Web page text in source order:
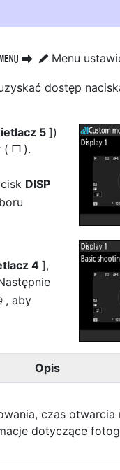
U A Menu
dostęp
5 ])
( U ).
DISP
4],
, aby
Opis
czas otwarcia
dotyczące